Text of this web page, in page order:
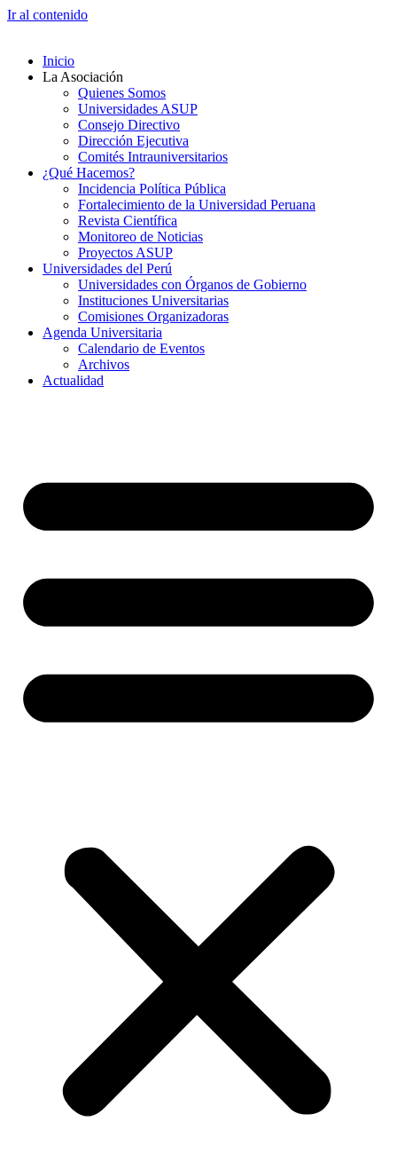
Ir al contenido
Inicio
La Asociación
Quienes Somos
Universidades ASUP
Consejo Directivo
Dirección Ejecutiva
Comités Intrauniversitarios
¿Qué Hacemos?
Incidencia Política Pública
Fortalecimiento de la Universidad Peruana
Revista Científica
Monitoreo de Noticias
Proyectos ASUP
Universidades del Perú
Universidades con Órganos de Gobierno
Instituciones Universitarias
Comisiones Organizadoras
Agenda Universitaria
Calendario de Eventos
Archivos
Actualidad